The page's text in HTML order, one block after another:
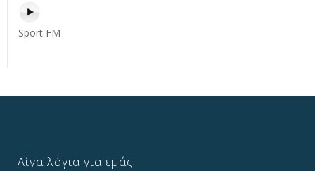
Sport FM
Λίγα λόγια για εμάς